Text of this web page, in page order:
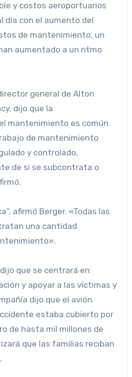
y costos aeroportuarios
día con el aumento del
de mantenimiento, un
aumentado a un ritmo
dijo que la
mantenimiento es común
de mantenimiento
y controlado,
de si se subcontrata o
afirmó Berger. «Todas las
una cantidad
que se centrará en
y apoyar a las víctimas y
dijo que el avión
estaba cubierto por
de hasta mil millones de
que las familias reciban